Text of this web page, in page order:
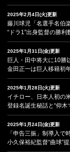
2025年2月4日(火)更新
藤川球児「名選手名伯
“ドラ1”出身監督の勝利
2025年1月31日(金)更新
巨人・田中将大に10勝
金田正一は巨人移籍初
2025年1月28日(火)更新
イチロー、日本人初の
登録名誕生秘話と“仰木
2025年1月24日(金)更新
「申告三振」制導入で
小久保裕紀監督“曲球”